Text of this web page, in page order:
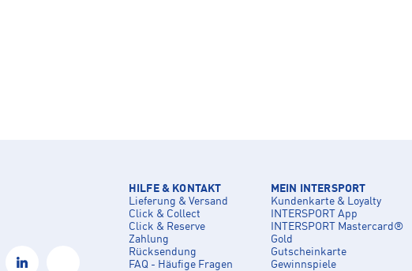
HILFE & KONTAKT
Lieferung & Versand
Click & Collect
Click & Reserve
Zahlung
Rücksendung
FAQ - Häufige Fragen
MEIN INTERSPORT
Kundenkarte & Loyalty
INTERSPORT App
INTERSPORT Mastercard®
Gold
Gutscheinkarte
Gewinnspiele